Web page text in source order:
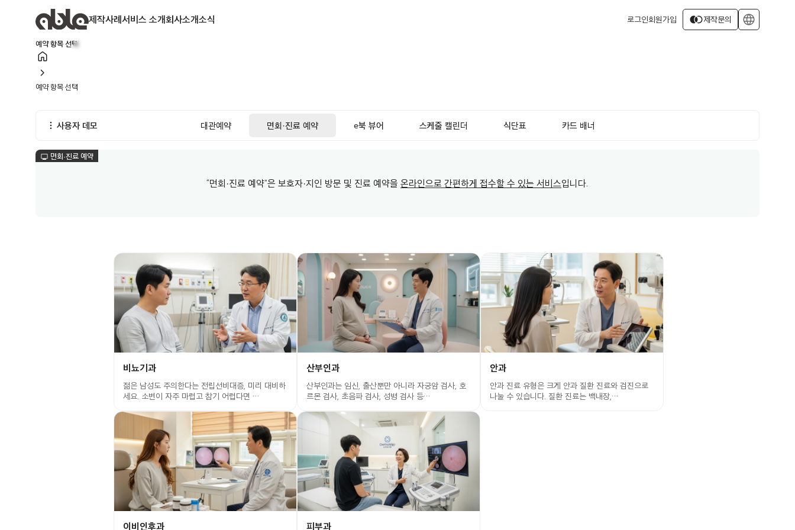
제작사례서비스 소개회사소개소식 로그인회원가입 join_left제작문의 language
예약 항목 선택
home
chevron_right
예약 항목 선택
대관예약 면회·진료 예약 e북 뷰어 스케줄 캘린더 식단표 카드 배너
more_vert 사용자 데모
monitor 면회·진료 예약
“면회·진료 예약”은 보호자·지인 방문 및 진료 예약을 온라인으로 간편하게 접수할 수 있는 서비스입니다.
비뇨기과
젊은 남성도 주의한다는 전립선비대증, 미리 대비하
세요. 소변이 자주 마렵고 참기 어렵다면 …
산부인과
산부인과는 임신, 출산뿐만 아니라 자궁암 검사, 호
르몬 검사, 초음파 검사, 성병 검사 등…
안과
안과 진료 유형은 크게 안과 질환 진료와 검진으로
나눌 수 있습니다. 질환 진료는 백내장,…
이비인후과 피부과